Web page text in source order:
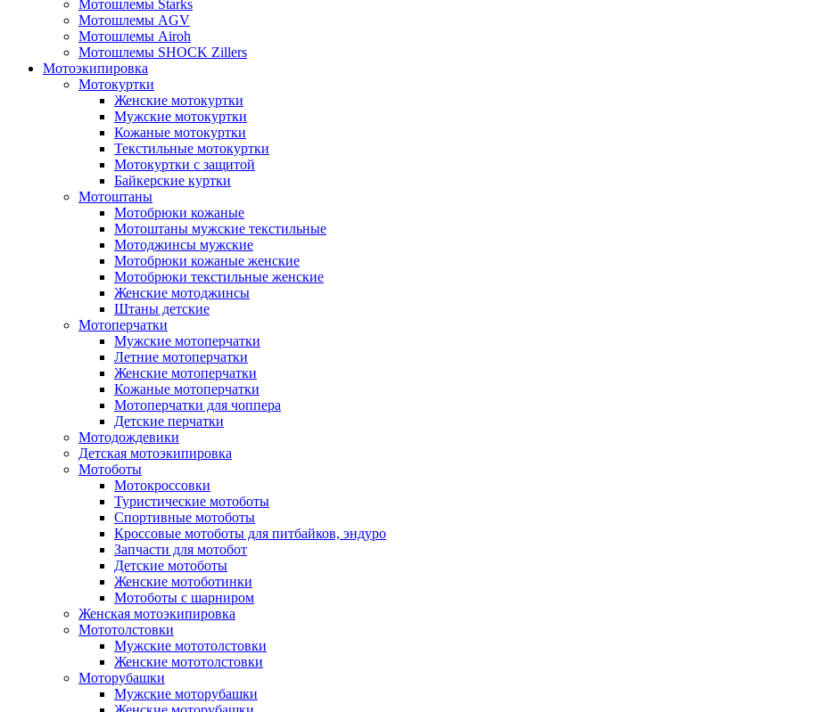
Мотошлемы Starks
Мотошлемы AGV
Мотошлемы Airoh
Мотошлемы SHOCK Zillers
Мотоэкипировка
Мотокуртки
Женские мотокуртки
Мужские мотокуртки
Кожаные мотокуртки
Текстильные мотокуртки
Мотокуртки с защитой
Байкерские куртки
Мотоштаны
Мотобрюки кожаные
Мотоштаны мужские текстильные
Мотоджинсы мужские
Мотобрюки кожаные женские
Мотобрюки текстильные женские
Женские мотоджинсы
Штаны детские
Мотоперчатки
Мужские мотоперчатки
Летние мотоперчатки
Женские мотоперчатки
Кожаные мотоперчатки
Мотоперчатки для чоппера
Детские перчатки
Мотодождевики
Детская мотоэкипировка
Мотоботы
Мотокроссовки
Туристические мотоботы
Спортивные мотоботы
Кроссовые мотоботы для питбайков, эндуро
Запчасти для мотобот
Детские мотоботы
Женские мотоботинки
Мотоботы с шарниром
Женская мотоэкипировка
Мототолстовки
Мужские мототолстовки
Женские мототолстовки
Моторубашки
Мужские моторубашки